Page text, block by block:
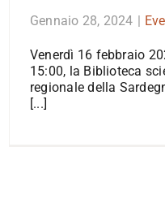
Gennaio 28, 2024 |
Venerdì 16 febbraio
15:00, la Biblioteca
regionale della
[...]